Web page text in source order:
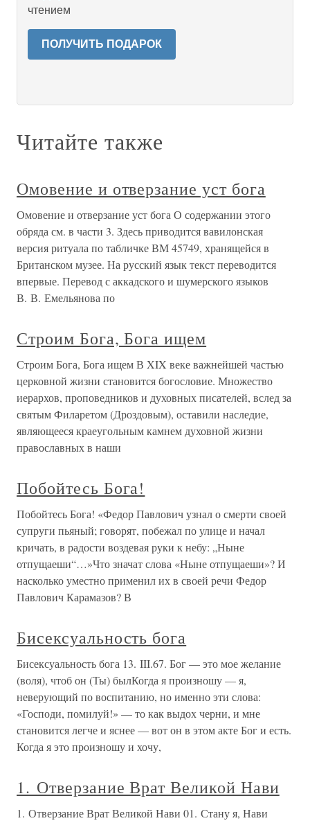
чтением
ПОЛУЧИТЬ ПОДАРОК
Читайте также
Омовение и отверзание уст бога
Омовение и отверзание уст бога О содержании этого
обряда см. в части 3. Здесь приводится вавилонская
версия ритуала по табличке ВМ 45749, хранящейся в
Британском музее. На русский язык текст переводится
впервые. Перевод с аккадского и шумерского языков
В. В. Емельянова по
Строим Бога, Бога ищем
Строим Бога, Бога ищем В XIX веке важнейшей частью
церковной жизни становится богословие. Множество
иерархов, проповедников и духовных писателей, вслед за
святым Филаретом (Дроздовым), оставили наследие,
являющееся краеугольным камнем духовной жизни
православных в наши
Побойтесь Бога!
Побойтесь Бога! «Федор Павлович узнал о смерти своей
супруги пьяный; говорят, побежал по улице и начал
кричать, в радости воздевая руки к небу: „Ныне
отпущаеши“…»Что значат слова «Ныне отпущаеши»? И
насколько уместно применил их в своей речи Федор
Павлович Карамазов? В
Бисексуальность бога
Бисексуальность бога 13. III.67. Бог — это мое желание
(воля), чтоб он (Ты) былКогда я произношу — я,
неверующий по воспитанию, но именно эти слова:
«Господи, помилуй!» — то как выдох черни, и мне
становится легче и яснее — вот он в этом акте Бог и есть.
Когда я это произношу и хочу,
1. Отверзание Врат Великой Нави
1. Отверзание Врат Великой Нави 01. Стану я, Нави